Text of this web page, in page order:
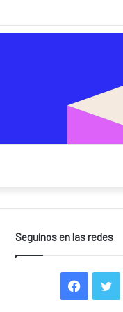
Seguínos en las redes